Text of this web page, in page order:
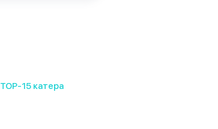
TOP-15 катера